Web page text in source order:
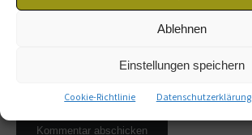
Ablehnen
Einstellungen speichern
Cookie-Richtlinie Datenschutzerklärung